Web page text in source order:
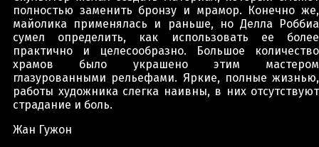
полностью заменить бронзу и мрамор. Конечно же,
майолика применялась и раньше, но Делла Роббиа
сумел определить, как использовать ее более
практично и целесообразно. Большое количество
храмов было украшено этим мастером
глазурованными рельефами. Яркие, полные жизнью,
работы художника слегка наивны, в них отсутствуют
страдание и боль.
Жан Гужон